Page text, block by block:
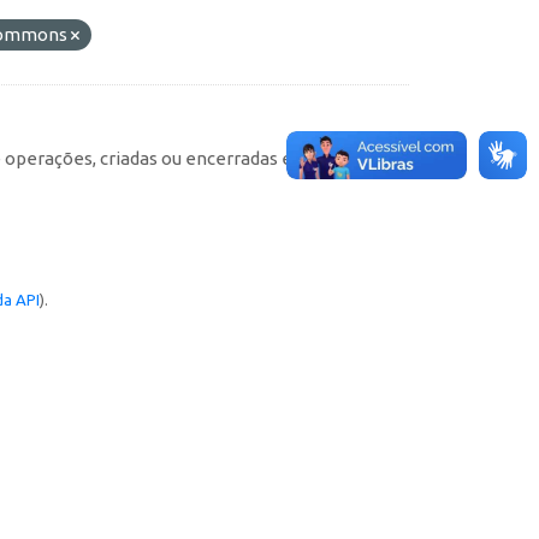
criadas ou encerradas em cada
API).